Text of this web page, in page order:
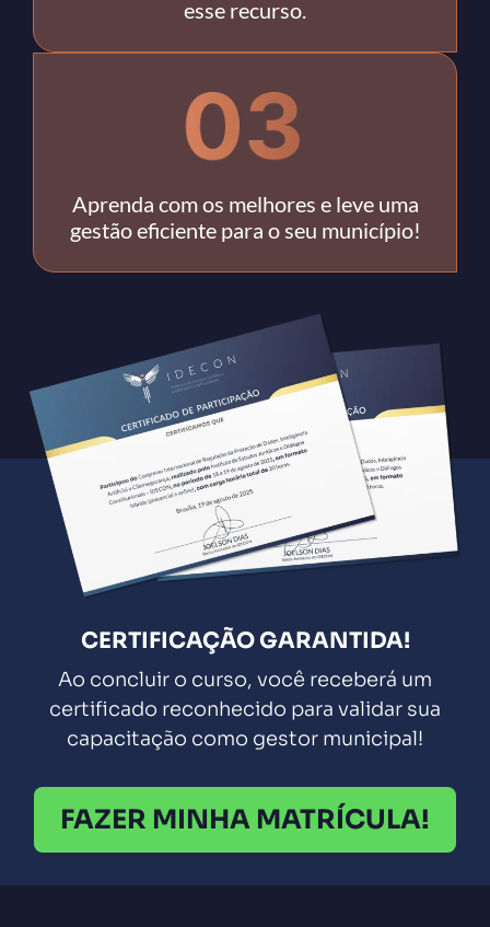
esse recurso.
Aprenda com os melhores e leve uma
gestão eficiente para o seu município!
CERTIFICAÇÃO GARANTIDA!
Ao concluir o curso, você receberá um
certificado reconhecido para validar sua
capacitação como gestor municipal!
FAZER MINHA MATRÍCULA!